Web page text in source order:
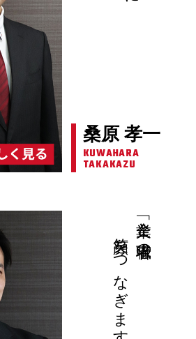
桑原 孝一
KUWAHARA
TAKAKAZU
「企業と求職者の
笑顔をつなぎます」